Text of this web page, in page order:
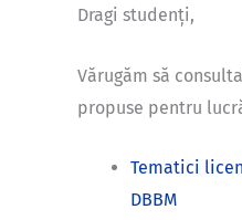
Dragi studenți,
Vărugăm să
propuse pentru
Tematici
DBBM